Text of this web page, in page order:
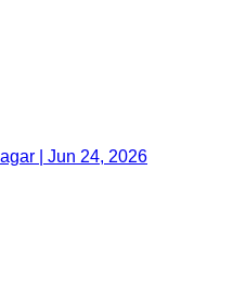
| Jun 24, 2026